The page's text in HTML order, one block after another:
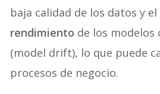
baja calidad de los datos y el
rendimiento de los modelos
(model drift), lo que puede
procesos de negocio.